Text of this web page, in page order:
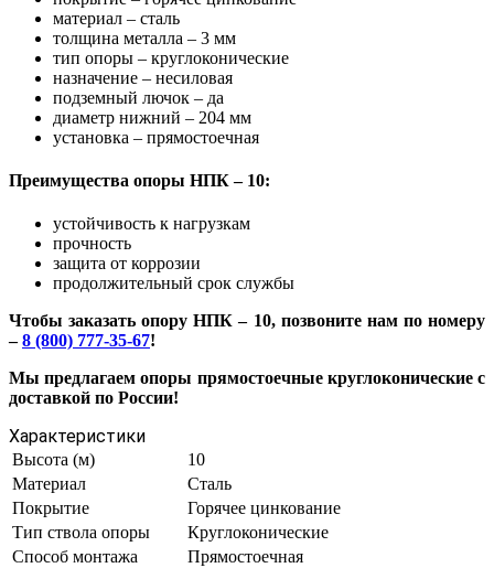
материал – сталь
толщина металла – 3 мм
тип опоры – круглоконические
назначение – несиловая
подземный лючок – да
диаметр нижний – 204 мм
установка – прямостоечная
Преимущества опоры НПК – 10:
устойчивость к нагрузкам
прочность
защита от коррозии
продолжительный срок службы
Чтобы заказать опору НПК – 10, позвоните нам по номеру
–8 (800) 777-35-67!
Мы предлагаем опоры прямостоечные круглоконические с
доставкой по России!
Характеристики
Высота (м)
10
Материал
Сталь
Покрытие
Горячее цинкование
Тип ствола опоры
Круглоконические
Способ монтажа
Прямостоечная